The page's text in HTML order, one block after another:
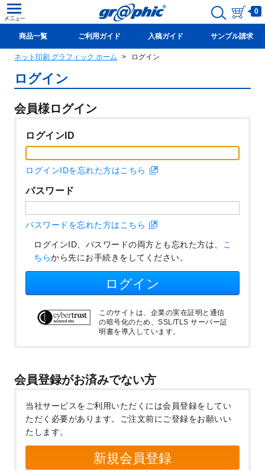
0
商品一覧 ご利用ガイド 入稿ガイド サンプル請求
新規会員登録(無料)
ネット印刷 グラフィック ホーム ログイン
ログイン
会員様ログイン
ログインID
ログインIDを忘れた方はこちら
パスワード
パスワードを忘れた方はこちら
ログインID、パスワードの両方とも忘れた方は、 こ
ちらから先にお手続きをしてください。
ログイン
このサイトは、企業の実在証明と通信
の暗号化のため、SSL/TLS サーバー証
明書を導入しています。
会員登録がお済みでない方
当社サービスをご利用いただくには会員登録をしてい
ただく必要があります。
ご注文前にご登録をお願いい
たします。
新規会員登録